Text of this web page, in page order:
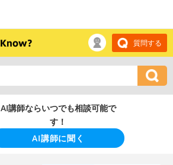
質問する
AI講師ならいつでも相談可能で
す！
AI講師に聞く